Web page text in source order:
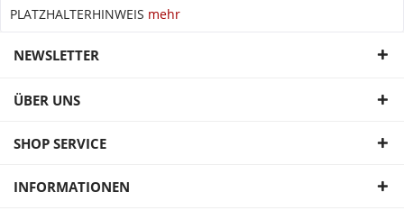
PLATZHALTERHINWEIS mehr
NEWSLETTER
ÜBER UNS
SHOP SERVICE
INFORMATIONEN